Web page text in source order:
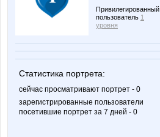
Привилегированный
пользователь 1
уровня
Статистика портрета:
сейчас просматривают портрет - 0
зарегистрированные пользователи
посетившие портрет за 7 дней - 0